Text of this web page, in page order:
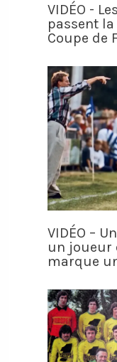
VIDÉO -
passent
Coupe de
VIDÉO –
un joueur
marque